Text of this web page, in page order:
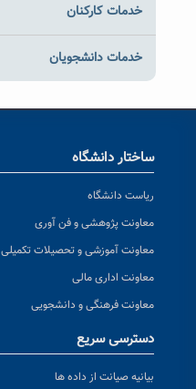
خدمات کارکنان
خدمات دانشجویان
ساختار دانشگاه
ریاست دانشگاه
معاونت پژوهشی و فن آوری
معاونت آموزشی و تحصیلات تکمیلی
معاونت اداری مالی
معاونت فرهنگی و دانشجویی
دسترسی سریع
بیانیه صیانت از داده ها